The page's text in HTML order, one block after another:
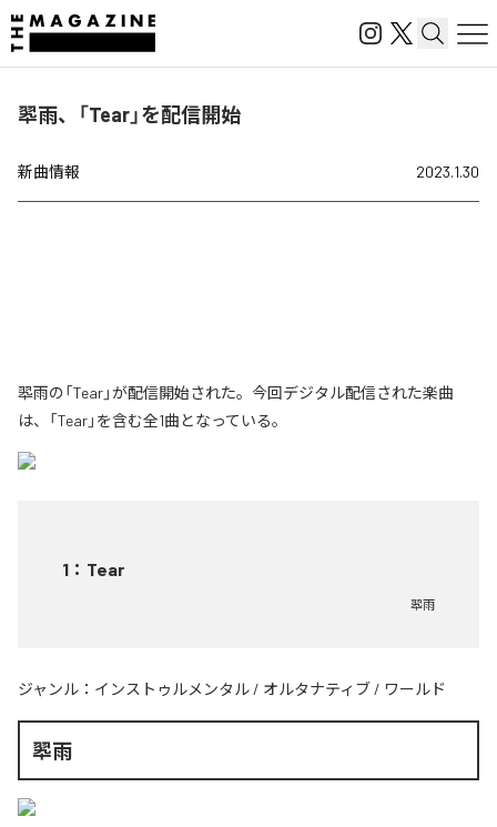
翆雨、「Tear」を配信開始
新曲情報 2023.1.30
翆雨の「Tear」が配信開始された。今回デジタル配信された楽曲
は、「Tear」を含む全1曲となっている。
1 ： Tear
翆雨
ジャンル： インストゥルメンタル / オルタナティブ / ワールド
翆雨